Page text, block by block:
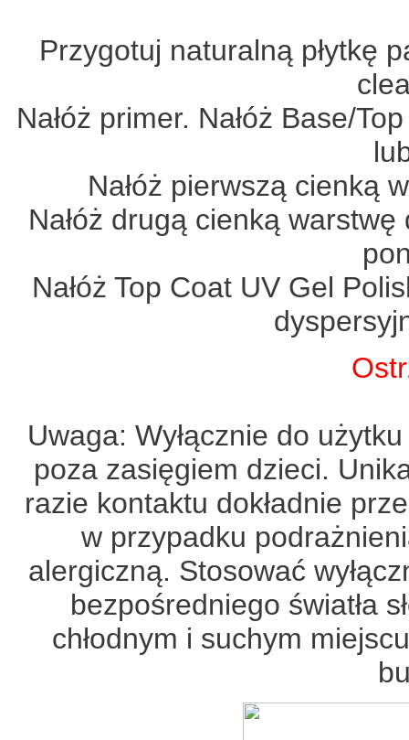
Przygotuj naturalną płytkę
Nałóż primer. Nałóż Base/
Nałóż pierwszą cienką
Nałóż drugą cienką
Nałóż Top Coat UV Gel
Uwaga: Wyłącznie do
poza zasięgiem dzieci.
razie kontaktu dokładnie
w przypadku
alergiczną. Stosować
bezpośredniego światła
chłodnym i suchym